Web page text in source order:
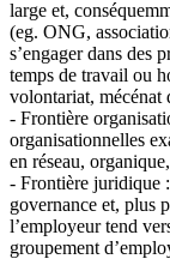
large et,
(eg. ONG,
s’engager dans des
temps de travail ou
volontariat, mécénat
- Frontière
organisationnelles
en réseau,
- Frontière juridique
governance et, plus
l’employeur tend
groupement